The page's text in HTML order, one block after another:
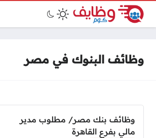
وظائف البنوك في مصر
وظائف بنك مصر/ مطلوب مدير
مالي بفرع القاهرة